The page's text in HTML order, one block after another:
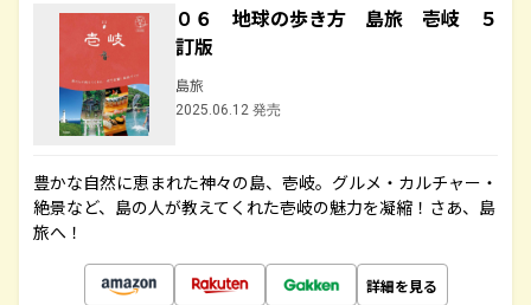
０６ 地球の歩き方 島旅 壱岐 ５
訂版
島旅
2025.06.12 発売
豊かな自然に恵まれた神々の島、壱岐。グルメ・カルチャー・
絶景など、島の人が教えてくれた壱岐の魅力を凝縮！さあ、島
旅へ！
詳細を見る